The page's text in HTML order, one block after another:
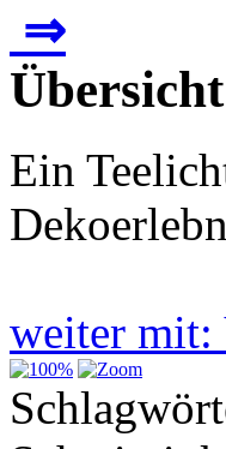
⇒
Ein
weiter